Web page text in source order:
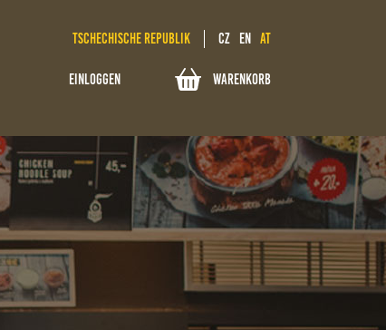
EINLOGGEN WARENKORB
Tschechische Republik CZ EN AT